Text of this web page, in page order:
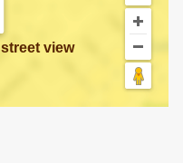
street view